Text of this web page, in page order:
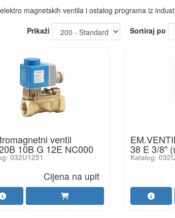
magnetskih ventila i ostalog programa iz
Prikaži
Sortiraj po
ventil
10B G 12E NC000
032U1251
Cijena na upit
38 E 3/8"
Katalog: